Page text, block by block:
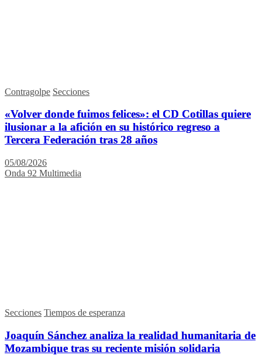
Contragolpe Secciones
«Volver donde fuimos felices»: el CD Cotillas quiere
ilusionar a la afición en su histórico regreso a
Tercera Federación tras 28 años
05/08/2026
Onda 92 Multimedia
Secciones Tiempos de esperanza
Joaquín Sánchez analiza la realidad humanitaria de
Mozambique tras su reciente misión solidaria